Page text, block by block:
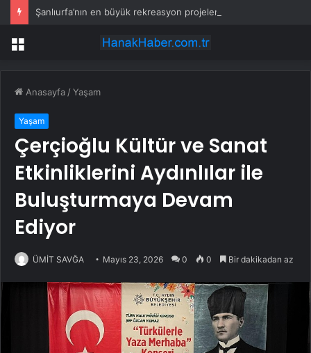
Menü
Anasayfa /Yaşam
Yaşam
Çerçioğlu Kültür ve Sanat
Etkinliklerini Aydınlılar ile
Buluşturmaya Devam
Ediyor
ÜMİT SAVĞA Mayıs 23, 2026 0 0 Bir dakikadan az